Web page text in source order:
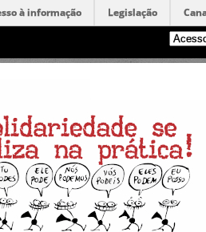
à informação Legislação